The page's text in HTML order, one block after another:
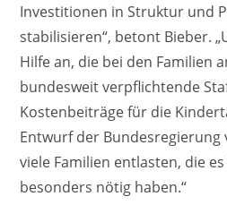
Investitionen in Struktur und
stabilisieren“, betont Bieber.
Hilfe an, die bei den Familien
bundesweit verpflichtende
Kostenbeiträge für die
Entwurf der Bundesregierung
viele Familien entlasten, die
besonders nötig haben.“